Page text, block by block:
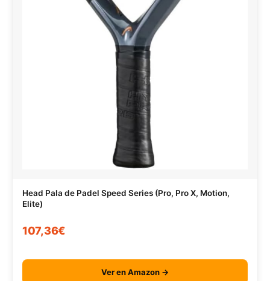
Head Pala de Padel Speed Series (Pro, Pro X, Motion,
Elite)
107,36€
Ver en Amazon →